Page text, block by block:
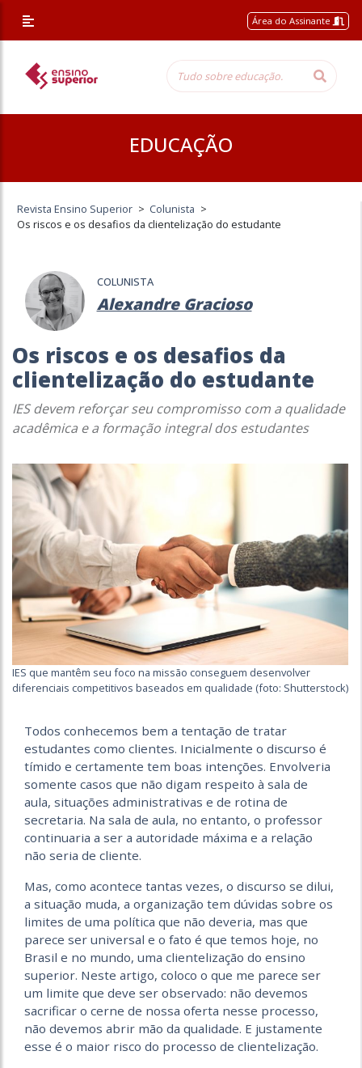
Área do Assinante
EDUCAÇÃO
Revista Ensino Superior > Colunista >
Os riscos e os desafios da clientelização do estudante
COLUNISTA
Alexandre Gracioso
Os riscos e os desafios da
clientelização do estudante
IES devem reforçar seu compromisso com a qualidade
acadêmica e a formação integral dos estudantes
IES que mantêm seu foco na missão conseguem desenvolver
diferenciais competitivos baseados em qualidade (foto: Shutterstock)
Todos conhecemos bem a tentação de tratar
estudantes como clientes. Inicialmente o discurso é
tímido e certamente tem boas intenções. Envolveria
somente casos que não digam respeito à sala de
aula, situações administrativas e de rotina de
secretaria. Na sala de aula, no entanto, o professor
continuaria a ser a autoridade máxima e a relação
não seria de cliente.
Mas, como acontece tantas vezes, o discurso se dilui,
a situação muda, a organização tem dúvidas sobre os
limites de uma política que não deveria, mas que
parece ser universal e o fato é que temos hoje, no
Brasil e no mundo, uma clientelização do ensino
superior. Neste artigo, coloco o que me parece ser
um limite que deve ser observado: não devemos
sacrificar o cerne de nossa oferta nesse processo,
não devemos abrir mão da qualidade. E justamente
esse é o maior risco do processo de clientelização.